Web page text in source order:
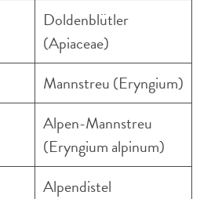
Doldenblütler
(Apiaceae)
Mannstreu (Eryngium)
Alpen-Mannstreu
(Eryngium alpinum)
Alpendistel